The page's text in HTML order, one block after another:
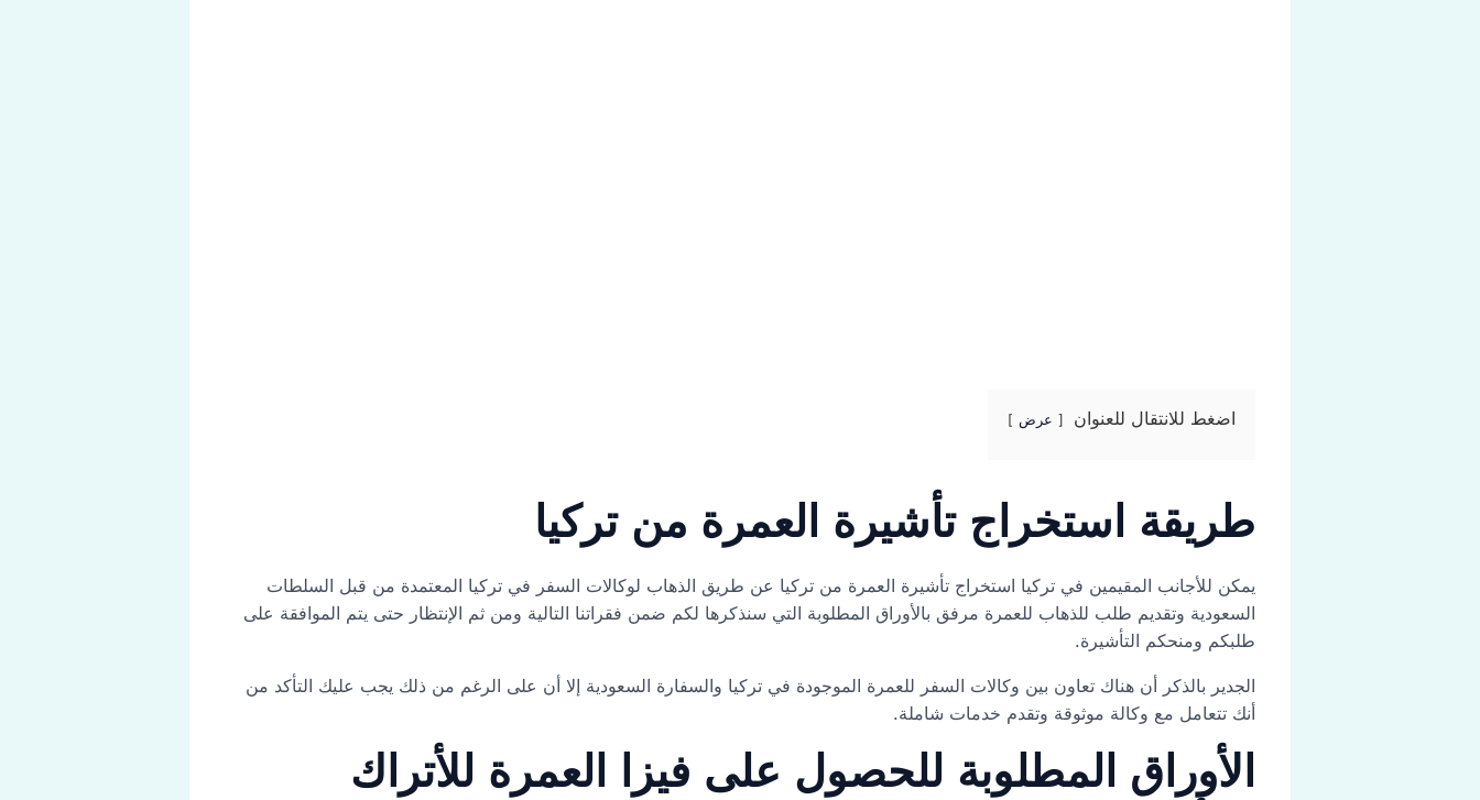
اضغط للانتقال للعنوان عرض
طريقة استخراج تأشيرة العمرة من تركيا
يمكن للأجانب المقيمين في تركيا استخراج تأشيرة العمرة من تركيا عن طريق الذهاب لوكالات السفر في تركيا المعتمدة من قبل السلطات
السعودية وتقديم طلب للذهاب للعمرة مرفق بالأوراق المطلوبة التي سنذكرها لكم ضمن فقراتنا التالية ومن ثم الإنتظار حتى يتم الموافقة على
طلبكم ومنحكم التأشيرة.
الجدير بالذكر أن هناك تعاون بين وكالات السفر للعمرة الموجودة في تركيا والسفارة السعودية إلا أن على الرغم من ذلك يجب عليك التأكد من
أنك تتعامل مع وكالة موثوقة وتقدم خدمات شاملة.
الأوراق المطلوبة للحصول على فيزا العمرة للأتراك